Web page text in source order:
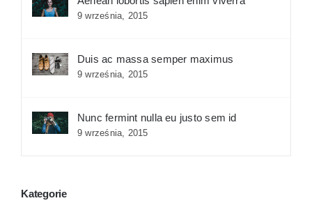
9 września, 2015
Duis ac massa semper maximus
9 września, 2015
Nunc fermint nulla eu justo sem id
9 września, 2015
Kategorie